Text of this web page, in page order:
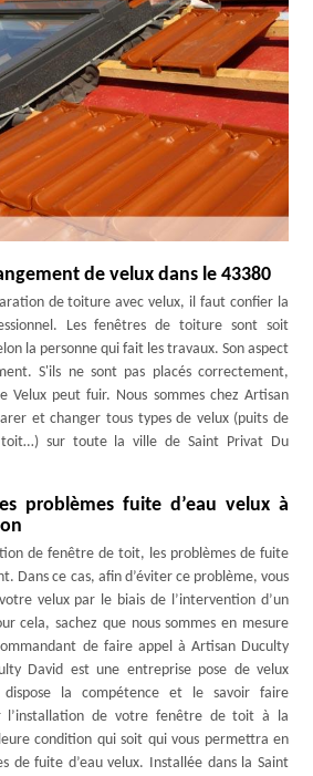
de velux dans le 43380
de toiture avec velux, il faut confier la
Les fenêtres de toiture sont soit
la personne qui fait les travaux. Son aspect
S'ils ne sont pas placés correctement,
Velux peut fuir. Nous sommes chez Artisan
et changer tous types de velux (puits de
toit…) sur toute la ville de Saint Privat Du
problèmes fuite d’eau velux à
de fenêtre de toit, les problèmes de fuite
Dans ce cas, afin d’éviter ce problème, vous
velux par le biais de l’intervention d’un
cela, sachez que nous sommes en mesure
de faire appel à Artisan Duculty
David est une entreprise pose de velux
dispose la compétence et le savoir faire
l’installation de votre fenêtre de toit à la
condition qui soit qui vous permettra en
de fuite d’eau velux. Installée dans la Saint